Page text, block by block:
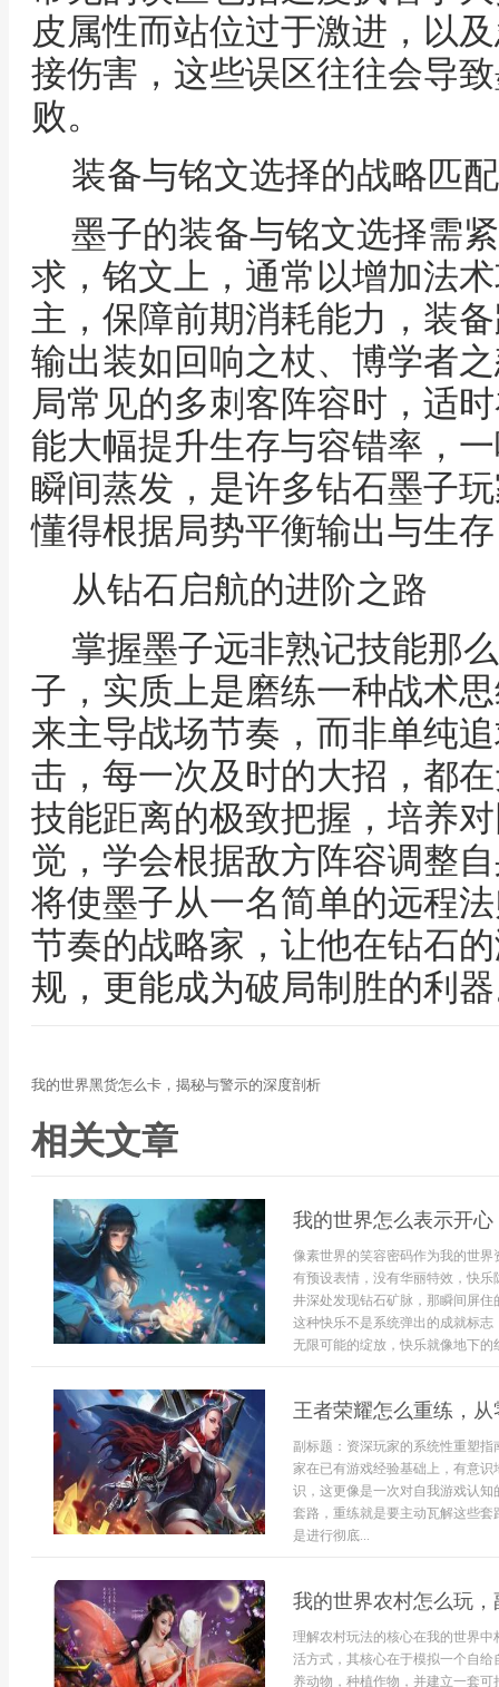
皮属性而站位过于激进，以
接伤害，这些误区往往会导
败。
装备与铭文选择的战略匹配
墨子的装备与铭文选择需
求，铭文上，通常以增加法
主，保障前期消耗能力，装
输出装如回响之杖、博学者
局常见的多刺客阵容时，适
能大幅提升生存与容错率，
瞬间蒸发，是许多钻石墨子
懂得根据局势平衡输出与生
从钻石启航的进阶之路
掌握墨子远非熟记技能那
子，实质上是磨练一种战术
来主导战场节奏，而非单纯
击，每一次及时的大招，都
技能距离的极致把握，培养
觉，学会根据敌方阵容调整
将使墨子从一名简单的远程
节奏的战略家，让他在钻石
规，更能成为破局制胜的利
我的世界黑货怎么卡，揭秘与警示的深度剖析
相关文章
我的世界怎么表示开
像素世界的笑容密码作为我的世
有预设表情，没有华丽特效，快
井深处发现钻石矿脉，那瞬间屏
这种快乐不是系统弹出的成就标
无限可能的绽放，快乐就像地下的
王者荣耀怎么重练，
副标题：资深玩家的系统性重塑
家在已有游戏经验基础上，有意
识，这更像是一次对自我游戏认
套路，重练就是要主动瓦解这些
是进行彻底...
我的世界农村怎么玩
理解农村玩法的核心在我的世界
活方式，其核心在于模拟一个自
养动物，种植作物，并建立一套